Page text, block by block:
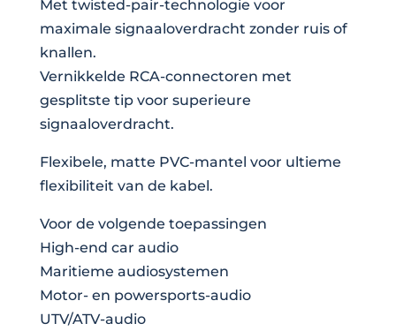
Met twisted-pair-technologie voor
maximale signaaloverdracht zonder ruis of
knallen.
Vernikkelde RCA-connectoren met
gesplitste tip voor superieure
signaaloverdracht.
Flexibele, matte PVC-mantel voor ultieme
flexibiliteit van de kabel.
Voor de volgende toepassingen
High-end car audio
Maritieme audiosystemen
Motor- en powersports-audio
UTV/ATV-audio